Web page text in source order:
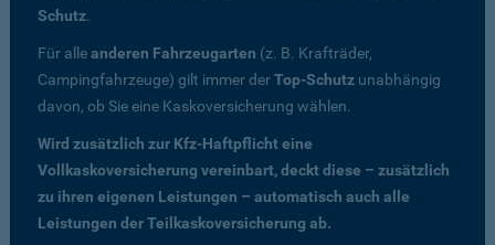
Schutz.
Für alleanderen Fahrzeugarten (z. B. Krafträder,
Campingfahrzeuge) gilt immer derTop-Schutz unabhängig
davon, ob Sie eine Kaskoversicherung wählen.
Wird zusätzlich zur Kfz-Haftpflicht eine
Vollkaskoversicherung vereinbart, deckt diese – zusätzlich
zu ihren eigenen Leistungen – automatisch auch alle
Leistungen der Teilkaskoversicherung ab.